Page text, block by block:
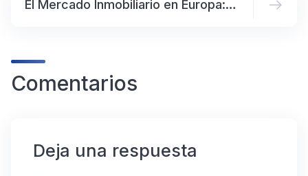
El Mercado Inmobiliario en Europa: Influencia de los Inversionistas y el Turismo
Comentarios
Deja una respuesta